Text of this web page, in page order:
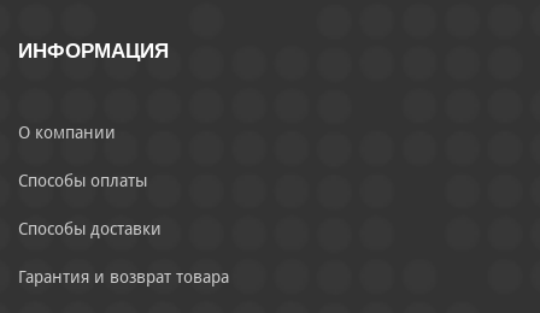
ИНФОРМАЦИЯ
О компании
Способы оплаты
Способы доставки
Гарантия и возврат товара